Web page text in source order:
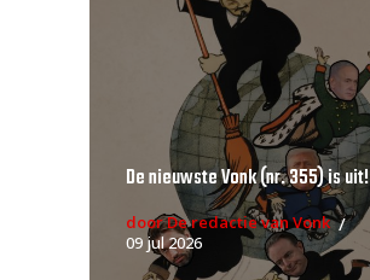
De nieuwste Vonk (nr. 355) is uit!
door De redactie van Vonk
09 jul 2026